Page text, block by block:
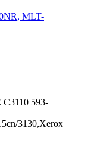
MLT-